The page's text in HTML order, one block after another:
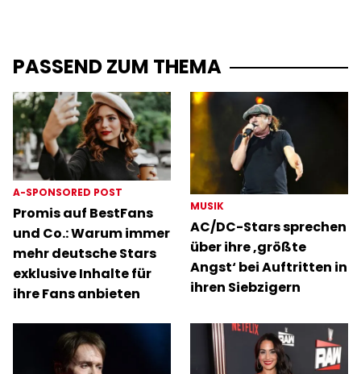
PASSEND ZUM THEMA
A-SPONSORED POST
Promis auf BestFans
und Co.: Warum immer
mehr deutsche Stars
exklusive Inhalte für
ihre Fans anbieten
MUSIK
AC/DC-Stars sprechen
über ihre ‚größte
Angst‘ bei Auftritten in
ihren Siebzigern